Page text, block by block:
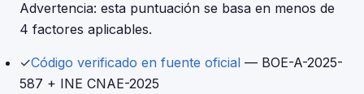
Advertencia: esta puntuación se basa en menos de
4 factores aplicables.
✓Código verificado en fuente oficial — BOE-A-2025-
587 + INE CNAE-2025